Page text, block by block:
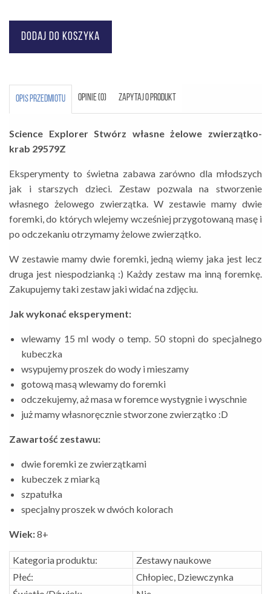
OPIS PRZEDMIOTU OPINIE (0) ZAPYTAJ O PRODUKT
Science Explorer Stwórz własne żelowe zwierzątko-
krab 29579Z
Eksperymenty to świetna zabawa zarówno dla młodszych
jak i starszych dzieci. Zestaw pozwala na stworzenie
własnego żelowego zwierzątka. W zestawie mamy dwie
foremki, do których wlejemy wcześniej przygotowaną masę i
po odczekaniu otrzymamy żelowe zwierzątko.
W zestawie mamy dwie foremki, jedną wiemy jaka jest lecz
druga jest niespodzianką :) Każdy zestaw ma inną foremkę.
Zakupujemy taki zestaw jaki widać na zdjęciu.
Jak wykonać eksperyment:
wlewamy 15 ml wody o temp. 50 stopni do specjalnego
kubeczka
wsypujemy proszek do wody i mieszamy
gotową masą wlewamy do foremki
odczekujemy, aż masa w foremce wystygnie i wyschnie
już mamy własnoręcznie stworzone zwierzątko :D
Zawartość zestawu:
dwie foremki ze zwierzątkami
kubeczek z miarką
szpatułka
specjalny proszek w dwóch kolorach
Wiek:8+
Kategoria produktu:
Zestawy naukowe
Płeć:
Chłopiec, Dziewczynka